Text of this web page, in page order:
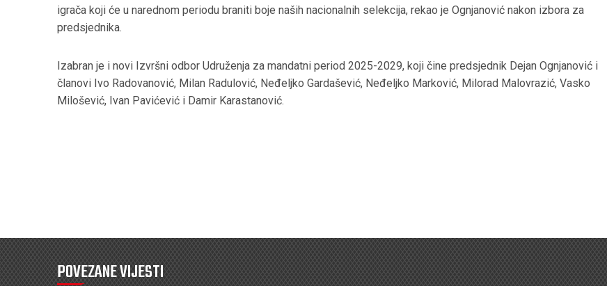
igrača koji će u narednom periodu braniti boje naših nacionalnih selekcija, rekao je Ognjanović nakon izbora za
predsjednika.
Izabran je i novi Izvršni odbor Udruženja za mandatni period 2025-2029, koji čine predsjednik Dejan Ognjanović i
članovi Ivo Radovanović, Milan Radulović, Neđeljko Gardašević, Neđeljko Marković, Milorad Malovrazić, Vasko
Milošević, Ivan Pavićević i Damir Karastanović.
POVEZANE VIJESTI